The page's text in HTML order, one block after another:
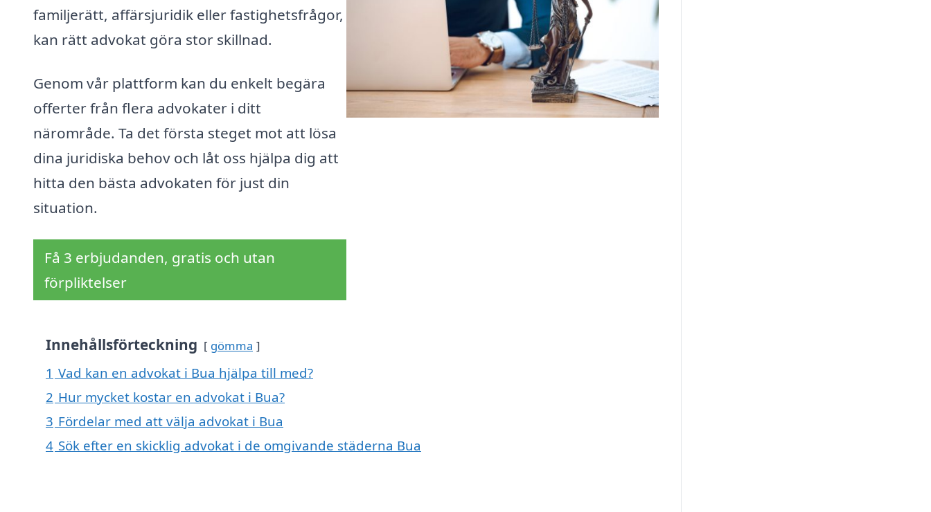
familjerätt, affärsjuridik eller fastighetsfrågor,
kan rätt advokat göra stor skillnad.
Genom vår plattform kan du enkelt begära
offerter från flera advokater i ditt
närområde. Ta det första steget mot att lösa
dina juridiska behov och låt oss hjälpa dig att
hitta den bästa advokaten för just din
situation.
Få 3 erbjudanden, gratis och utan
förpliktelser
Innehållsförteckning gömma
1 Vad kan en advokat i Bua hjälpa till med?
2 Hur mycket kostar en advokat i Bua?
3 Fördelar med att välja advokat i Bua
4 Sök efter en skicklig advokat i de omgivande städerna Bua